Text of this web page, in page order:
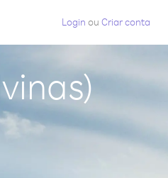
Login ou Criar conta